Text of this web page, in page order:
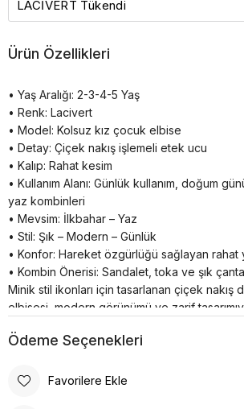
Ürün Özellikleri
• Yaş Aralığı: 2-3-4-5 Yaş
• Renk: Lacivert
• Model: Kolsuz kız çocuk elbise
• Detay: Çiçek nakış işlemeli etek ucu
• Kalıp: Rahat kesim
• Kullanım Alanı: Günlük kullanım, doğum
yaz kombinleri
• Mevsim: İlkbahar – Yaz
• Stil: Şık – Modern – Günlük
• Konfor: Hareket özgürlüğü sağlayan rahat
• Kombin Önerisi: Sandalet, toka ve şık
Minik stil ikonları için tasarlanan çiçek nakış
elbisesi, modern görünümü ve zarif
işlemeli detayları şıklığı ön plana çıkarıyor.
doğum günü, aile buluşmaları, geziler ve
Ödeme Seçenekleri
Favorilere Ekle